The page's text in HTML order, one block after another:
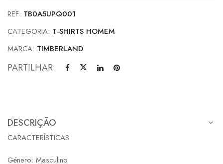
REF: TB0A5UPQ001
CATEGORIA: T-SHIRTS HOMEM
MARCA: TIMBERLAND
PARTILHAR:
DESCRIÇÃO
CARACTERÍSTICAS
Género: Masculino